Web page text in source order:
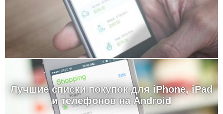
Лучшие cписки покупок для iPhone, iPad
и телефонов на Android